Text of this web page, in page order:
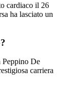
cardiaco il 26
ha lasciato un
Peppino De
carriera